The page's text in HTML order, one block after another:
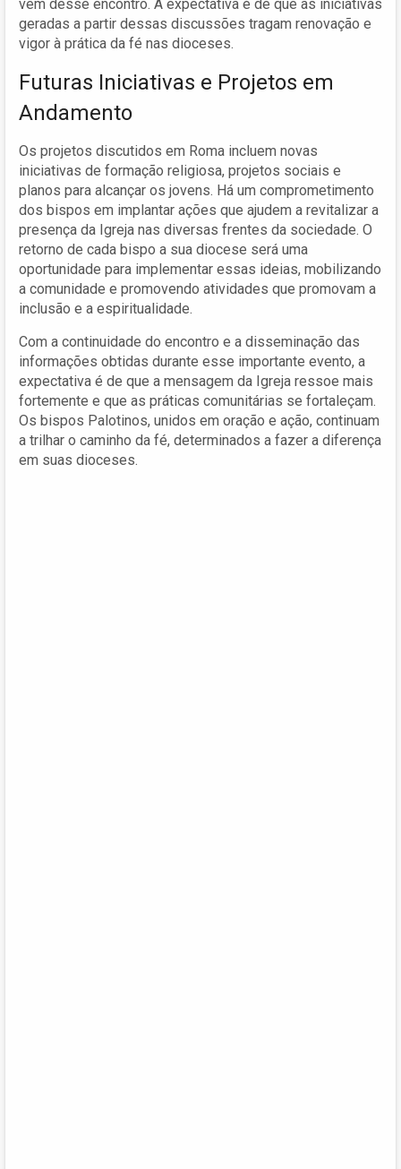
vêm desse encontro. A expectativa é de que as iniciativas
geradas a partir dessas discussões tragam renovação e
vigor à prática da fé nas dioceses.
Futuras Iniciativas e Projetos em
Andamento
Os projetos discutidos em Roma incluem novas
iniciativas de formação religiosa, projetos sociais e
planos para alcançar os jovens. Há um comprometimento
dos bispos em implantar ações que ajudem a revitalizar a
presença da Igreja nas diversas frentes da sociedade. O
retorno de cada bispo a sua diocese será uma
oportunidade para implementar essas ideias, mobilizando
a comunidade e promovendo atividades que promovam a
inclusão e a espiritualidade.
Com a continuidade do encontro e a disseminação das
informações obtidas durante esse importante evento, a
expectativa é de que a mensagem da Igreja ressoe mais
fortemente e que as práticas comunitárias se fortaleçam.
Os bispos Palotinos, unidos em oração e ação, continuam
a trilhar o caminho da fé, determinados a fazer a diferença
em suas dioceses.